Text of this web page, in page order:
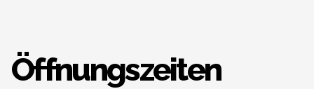
Öffnungszeiten